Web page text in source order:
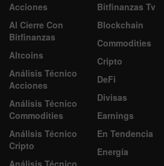
Acciones
Al Cierre Con
Bitfinanzas
Altcoins
Análisis Técnico
Acciones
Análisis Técnico
Commodities
Análisis Técnico
Cripto
Bitfinanzas Tv
Blockchain
Commodities
Cripto
DeFi
Divisas
Earnings
En Tendencia
Energía